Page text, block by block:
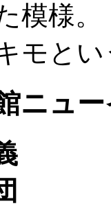
模様。
モと
ニュ